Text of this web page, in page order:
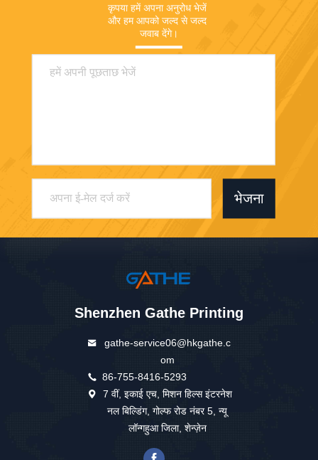
कृपया हमें अपना अनुरोध भेजें
और हम आपको जल्द से जल्द
जवाब देंगे।
भेजना
Shenzhen Gathe Printing
gathe-service06@hkgathe.c
om
86-755-8416-5293
7 वीं, इकाई एच, मिशन हिल्स इंटरनेश
नल बिल्डिंग, गोल्फ रोड नंबर 5, न्यू
लॉन्गहुआ जिला, शेन्ज़ेन